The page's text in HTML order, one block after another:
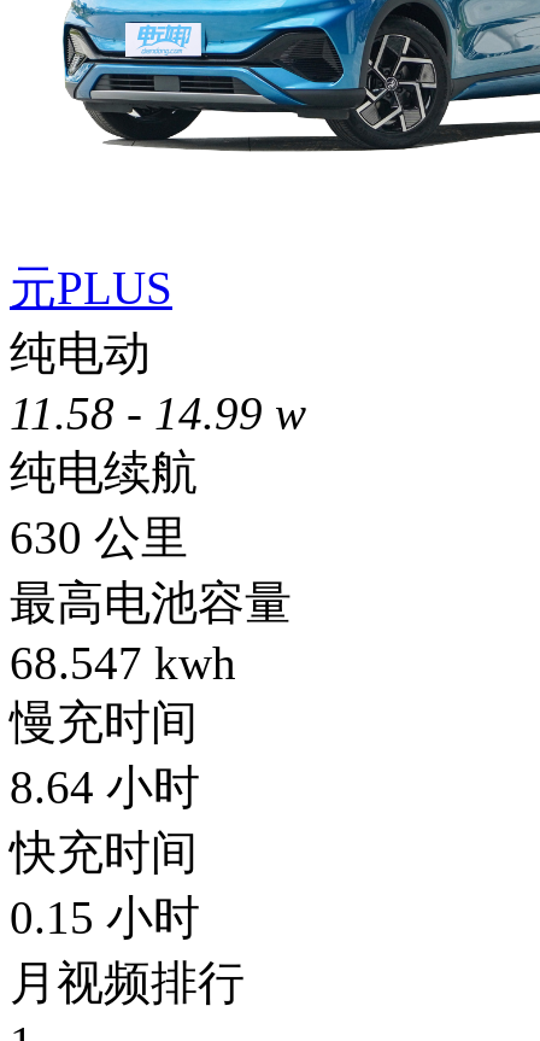
元PLUS
纯电动
11.58 - 14.99 w
纯电续航
630 公里
最高电池容量
68.547 kwh
慢充时间
8.64 小时
快充时间
0.15 小时
月视频排行